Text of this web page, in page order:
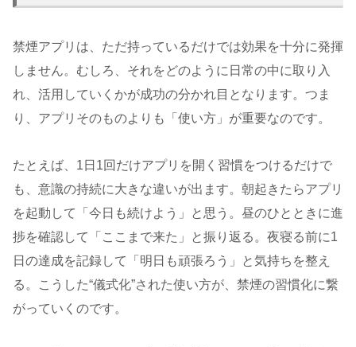
禁煙アプリは、ただ持っているだけでは効果を十分に発揮
しません。むしろ、それをどのように日常の中に取り入
れ、活用していくかが成功の分かれ目となります。つま
り、アプリそのものよりも「使い方」が重要なのです。
たとえば、1日1回だけアプリを開く習慣をつけるだけで
も、意識の持続に大きな違いが出ます。朝起きたらアプリ
を起動して「今日も続けよう」と思う。昼のひとときに進
捗を確認して「ここまで来た」と振り返る。夜寝る前に1
日の達成を記録して「明日も頑張ろう」と気持ちを整え
る。こうした“儀式化”された使い方が、禁煙の習慣化に繋
がっていくのです。